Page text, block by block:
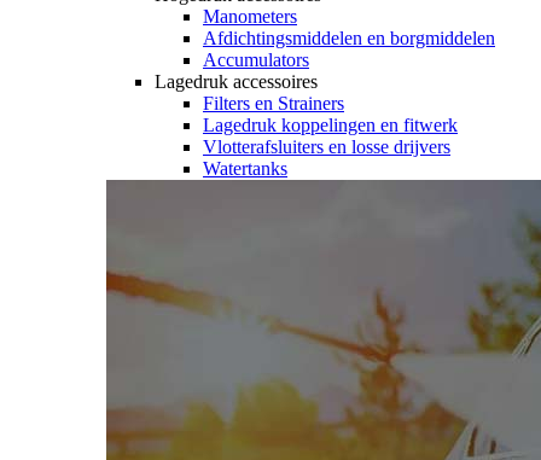
Manometers
Afdichtingsmiddelen en borgmiddelen
Accumulators
Lagedruk accessoires
Filters en Strainers
Lagedruk koppelingen en fitwerk
Vlotterafsluiters en losse drijvers
Watertanks